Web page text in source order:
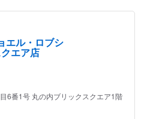
エル・ロブシ
エア店
6番1号 丸の内ブリックスクエア1階